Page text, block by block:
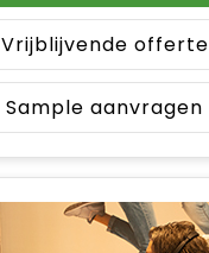
Vrijblijvende offerte
Sample aanvragen